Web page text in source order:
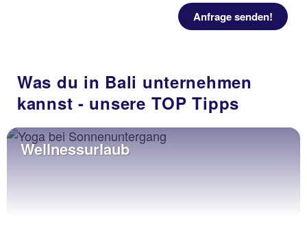
Anfrage senden!
Was du in Bali unternehmen
kannst - unsere TOP Tipps
Wellnessurlaub